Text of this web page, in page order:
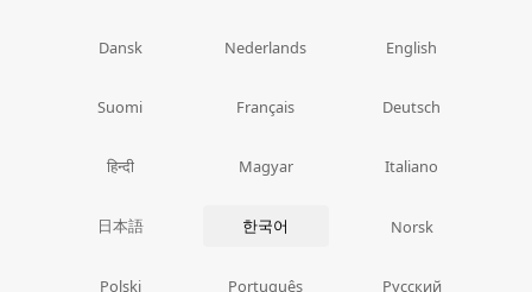
Dansk Nederlands English
Suomi Français Deutsch
हिन्दी Magyar Italiano
日本語 한국어 Norsk
Polski Português Русский